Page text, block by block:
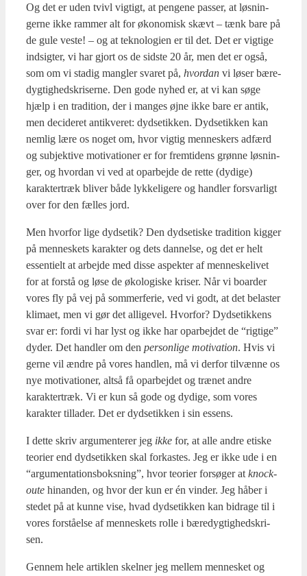
Og det er uden tvivl vig­tigt, at pen­ge­ne pas­ser, at løs­nin­
ger­ne ikke ram­mer alt for øko­no­misk skævt – tænk bare på
de gule veste! – og at tek­no­lo­gi­en er til det. Det er vig­ti­ge
ind­sig­ter, vi har gjort os de sid­ste 20 år, men det er også,
som om vi sta­dig mang­ler sva­ret på, hvor­dan vi løser bære­
dyg­tig­heds­kri­ser­ne. Den gode nyhed er, at vi kan søge
hjælp i en tra­di­tion, der i man­ges øjne ikke bare er antik,
men deci­de­ret antik­ve­ret: dyds­etik­ken. Dyds­etik­ken kan
nem­lig lære os noget om, hvor vig­tig men­ne­skers adfærd
og sub­jek­ti­ve moti­va­tio­ner er for frem­ti­dens grøn­ne løs­nin­
ger, og hvor­dan vi ved at opar­bej­de de ret­te (dydi­ge)
karak­ter­træk bli­ver både lyk­ke­li­ge­re og hand­ler for­svar­ligt
over for den fæl­les jord.
Men hvor­for lige dyds­etik? Den dyd­se­ti­ske tra­di­tion kig­ger
på men­ne­skets karak­ter og dets dan­nel­se, og det er helt
essen­ti­elt at arbej­de med dis­se aspek­ter af men­ne­ske­li­vet
for at for­stå og løse de øko­lo­gi­ske kri­ser. Når vi boar­der
vores fly på vej på som­mer­fe­rie, ved vi godt, at det bela­ster
kli­ma­et, men vi gør det alli­ge­vel. Hvor­for? Dyd­se­tik­kens
svar er: for­di vi har lyst og ikke har opar­bej­det de “rig­ti­ge”
dyder. Det hand­ler om den per­son­li­ge moti­va­tion. Hvis vi
ger­ne vil ændre på vores hand­len, må vi der­for til­væn­ne os
nye moti­va­tio­ner, alt­så få opar­bej­det og træ­net andre
karak­ter­træk. Vi er kun så gode og dydi­ge, som vores
karak­ter til­la­der. Det er dyds­etik­ken i sin essens.
I det­te skriv argu­men­te­rer jeg ikke for, at alle andre eti­ske
teo­ri­er end dyds­etik­ken skal for­ka­stes. Jeg er ikke ude i en
“argu­men­ta­tions­boks­ning”, hvor teo­ri­er for­sø­ger at kno­ck­
ou­te hin­an­den, og hvor der kun er én vin­der. Jeg håber i
ste­det på at kun­ne vise, hvad dyds­etik­ken kan bidra­ge til i
vores for­stå­el­se af men­ne­skets rol­le i bære­dyg­tig­heds­kri­
sen.
Gen­nem hele artik­len skel­ner jeg mel­lem men­ne­sket og